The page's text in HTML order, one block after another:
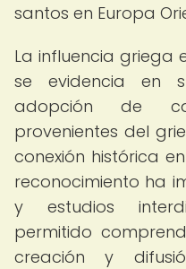
santos en Europa
La influencia griega
se evidencia en
adopción de
provenientes del
conexión histórica
reconocimiento ha
y estudios
permitido
creación y